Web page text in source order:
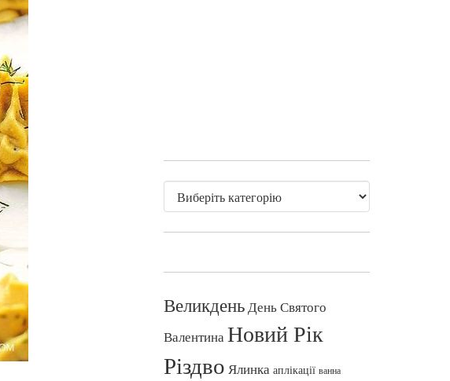
ВеликденьДень Святого
ВалентинаНовий Рік
Різдво Ялинка аплікації ванна